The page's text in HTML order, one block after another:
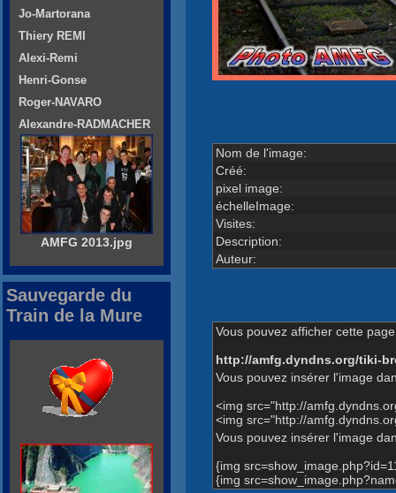
Nom de l'image:
Créé:
pixel image:
échelleImage:
Visites:
Description:
Auteur:
Vous pouvez afficher cette
http://amfg.dyndns.org/tiki-
Vous pouvez insérer l'image
<img src="http://
<img src="http://
Vous pouvez insérer l'image
{img
{img
Jo-Martorana
Thiery REMI
Alexi-Remi
Henri-Gonse
Roger-NAVARO
Alexandre-RADMACHER
AMFG 2013.jpg
Sauvegarde du
Train de la Mure